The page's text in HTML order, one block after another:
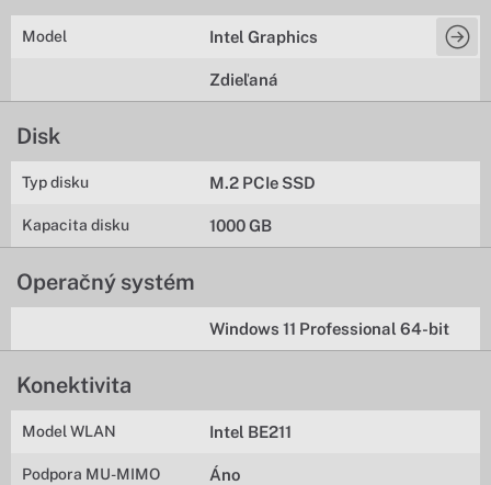
Model Intel Graphics
Zdieľaná
Disk
Typ disku M.2 PCIe SSD
Kapacita disku 1000 GB
Operačný systém
Windows 11 Professional 64-bit
Konektivita
Model WLAN Intel BE211
Podpora MU-MIMO Áno